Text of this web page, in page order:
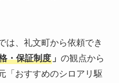
は、礼文町から依頼でき
・保証制度」 の観点から
「おすすめのシロアリ駆